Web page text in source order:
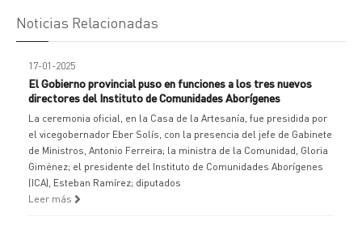
Noticias Relacionadas
17-01-2025
El Gobierno provincial puso en funciones a los tres nuevos
directores del Instituto de Comunidades Aborígenes
La ceremonia oficial, en la Casa de la Artesanía, fue presidida por
el vicegobernador Eber Solís, con la presencia del jefe de Gabinete
de Ministros, Antonio Ferreira; la ministra de la Comunidad, Gloria
Giménez; el presidente del Instituto de Comunidades Aborígenes
(ICA), Esteban Ramírez; diputados
Leer más